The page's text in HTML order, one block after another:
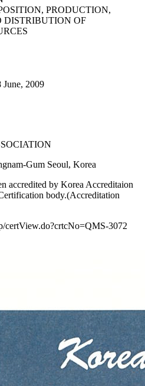
PRODUCTION,
DISTRIBUTION OF
2009
Gum Seoul, Korea
accredited by Korea Accreditaion
body.(Accreditation
certView.do?crtcNo=QMS-3072